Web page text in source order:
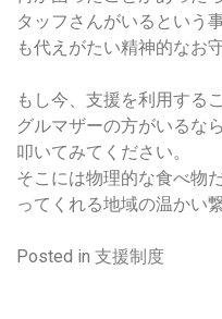
タッフさんがいるという
も代えがたい精神的なお
もし今、支援を利用する
グルマザーの方がいるな
叩いてみてください。
そこには物理的な食べ物
ってくれる地域の温かい
Posted in 支援制度